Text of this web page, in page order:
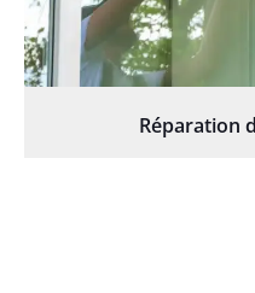
Réparation